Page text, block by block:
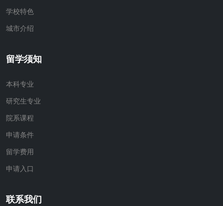
学校特色
城市介绍
留学须知
本科专业
研究生专业
院系课程
申请条件
留学费用
申请入口
联系我们